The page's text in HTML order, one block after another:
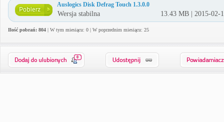
Auslogics Disk Defrag Touch 1.3.0.0
Wersja stabilna 13.43 MB | 2015-02-
Ilość pobrań: 804 | W tym miesiącu: 0 | W poprzednim miesiącu: 25
0